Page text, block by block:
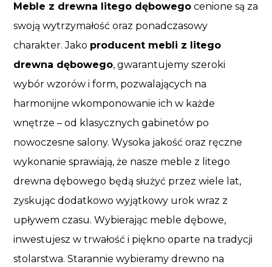
Meble z drewna litego dębowego cenione są za
swoją wytrzymałość oraz ponadczasowy
charakter. Jako producent mebli z litego
drewna dębowego, gwarantujemy szeroki
wybór wzorów i form, pozwalających na
harmonijne wkomponowanie ich w każde
wnętrze – od klasycznych gabinetów po
nowoczesne salony. Wysoka jakość oraz ręczne
wykonanie sprawiają, że nasze meble z litego
drewna dębowego będą służyć przez wiele lat,
zyskując dodatkowo wyjątkowy urok wraz z
upływem czasu. Wybierając meble dębowe,
inwestujesz w trwałość i piękno oparte na tradycji
stolarstwa. Starannie wybieramy drewno na